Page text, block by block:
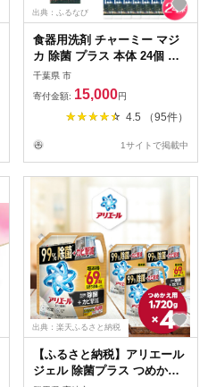
出典：ふるなび
食器用洗剤 チャーミー マジ
カ 除菌 プラス 本体 24個 食
器洗剤
千葉県 市
寄付金額: 15,000円
4.5 （95件）
1サイトで掲載中
出典：楽天ふるさと納税
【ふるさと納税】アリエール
ジェル 除菌プラス つめかえ